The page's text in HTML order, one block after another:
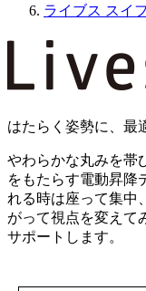
ライブス スイ
はたらく姿勢に、最
やわらかな丸みを帯
をもたらす電動昇降
れる時は座って集中
がって視点を変えて
サポートします。